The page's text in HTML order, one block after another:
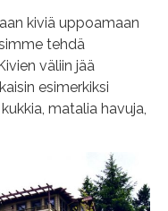
kiviä uppoamaan
tehdä
väliin jää
esimerkiksi
matalia havuja,